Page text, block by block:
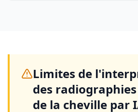
Limites de
des
de la cheville par